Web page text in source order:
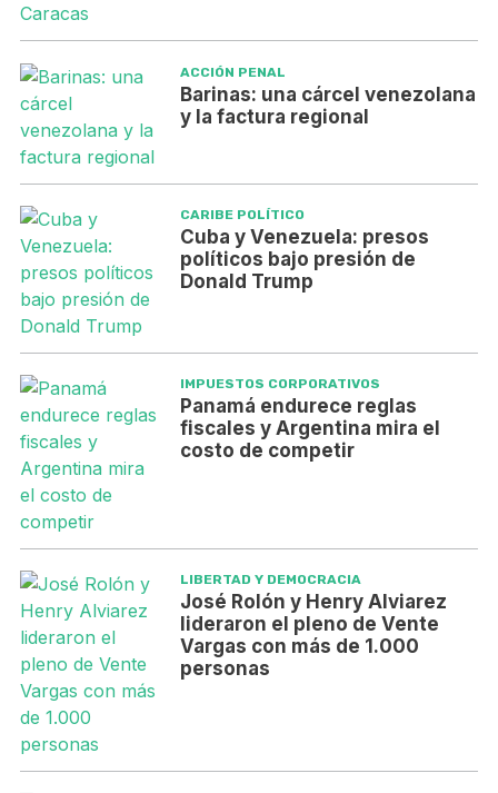
ACCIÓN PENAL
Barinas: una cárcel venezolana
y la factura regional
CARIBE POLÍTICO
Cuba y Venezuela: presos
políticos bajo presión de
Donald Trump
IMPUESTOS CORPORATIVOS
Panamá endurece reglas
fiscales y Argentina mira el
costo de competir
LIBERTAD Y DEMOCRACIA
José Rolón y Henry Alviarez
lideraron el pleno de Vente
Vargas con más de 1.000
personas